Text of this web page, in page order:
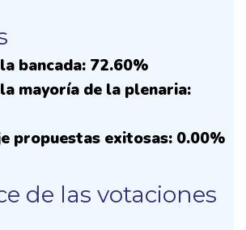
bancada: 72.60%
mayoría de la plenaria:
propuestas exitosas: 0.00%
de las votaciones